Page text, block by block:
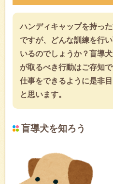
ハンディキャップを持っ
ですが、どんな訓練を行
いるのでしょうか？盲導
が取るべき行動はご存知
仕事をできるように是非
と思います。
盲導犬を知ろう